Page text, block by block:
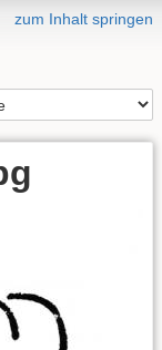
zum Inhalt springen